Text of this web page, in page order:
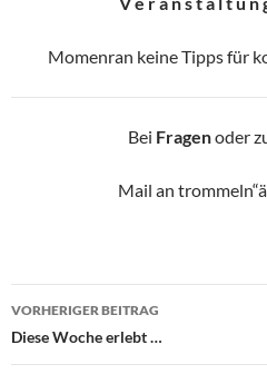
Momenran keine Tipps für
Bei Fragenoder
Mail an
Beitragsnavigation
VORHERIGER BEITRAG
Diese Woche erlebt …